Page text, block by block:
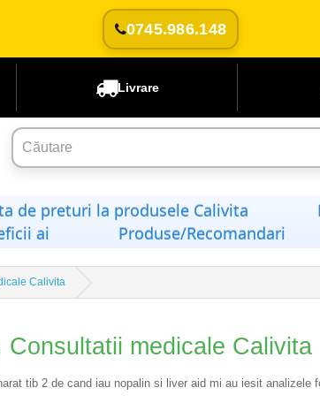
0745.986.148
Livrare
de preturi la produsele Calivita
ai
Produse/Recomandari
Calivita
Consultatii medicale Calivita
tib 2 de cand iau nopalin si liver aid mi au iesit analizele